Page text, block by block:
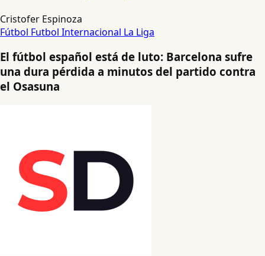
Cristofer Espinoza
Fútbol Futbol Internacional La Liga
El fútbol español está de luto: Barcelona sufre
una dura pérdida a minutos del partido contra
el Osasuna